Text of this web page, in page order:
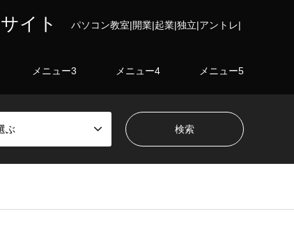
イト パソコン教室|開業|起業|独立|アントレ|
メニュー3 メニュー4 メニュー5
ぶ